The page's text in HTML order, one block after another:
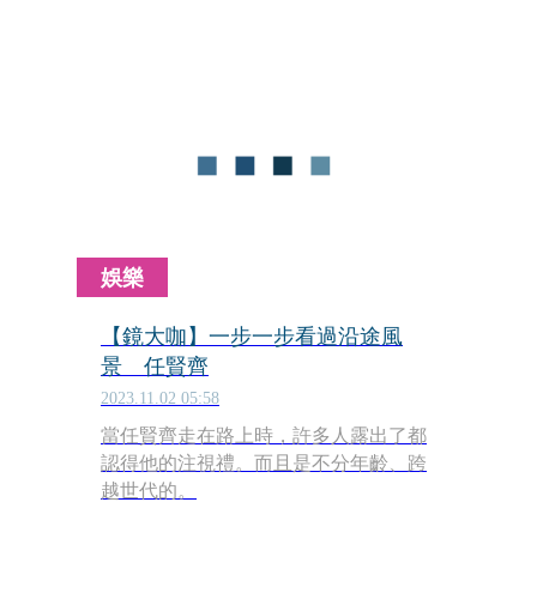
娛樂
【鏡大咖】一步一步看過沿途風
景 任賢齊
2023.11.02 05:58
當任賢齊走在路上時，許多人露出了都
認得他的注視禮。而且是不分年齡、跨
越世代的。